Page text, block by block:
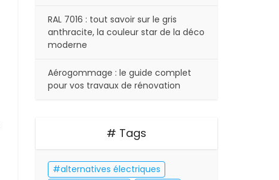
RAL 7016 : tout savoir sur le gris
anthracite, la couleur star de la déco
moderne
Aérogommage : le guide complet
pour vos travaux de rénovation
# Tags
alternatives électriques